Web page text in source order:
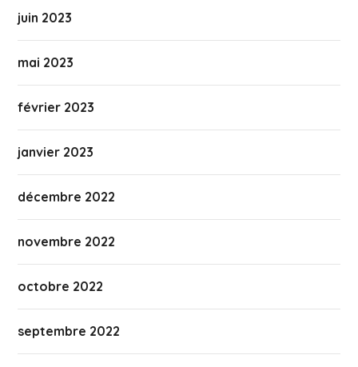
juin 2023
mai 2023
février 2023
janvier 2023
décembre 2022
novembre 2022
octobre 2022
septembre 2022